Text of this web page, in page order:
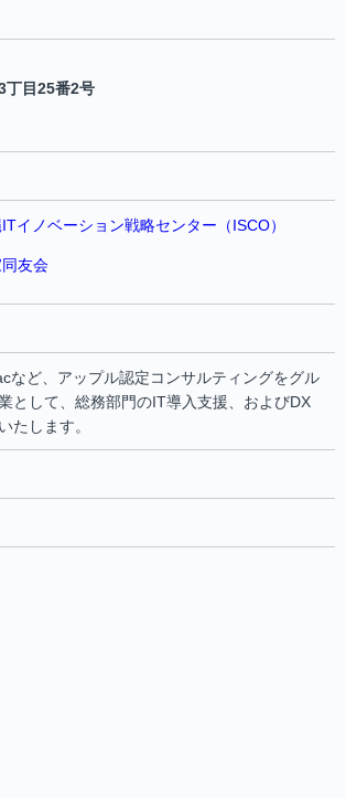
丁目25番2号
イノベーション戦略センター（ISCO）
友会
など、アップル認定コンサルティングをグル
として、総務部門のIT導入支援、およびDX
たします。